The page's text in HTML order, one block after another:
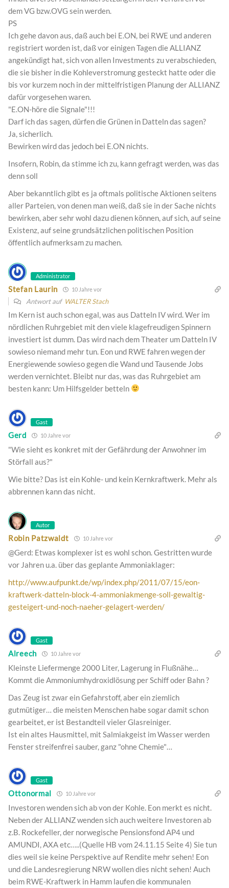
dem VG bzw.OVG sein werden.
PS
Ich gehe davon aus, daß auch bei E.ON, bei RWE und anderen
registriert worden ist, daß vor einigen Tagen die ALLIANZ
angekündigt hat, sich von allen Investments zu verabschieden,
die sie bisher in die Kohleverstromung gesteckt hatte oder die
bis vor kurzem noch in der mittelfristigen Planung der ALLIANZ
dafür vorgesehen waren.
"E.ON-höre die Signale"!!!
Darf ich das sagen, dürfen die Grünen in Datteln das sagen?
Ja, sicherlich.
Bewirken wird das jedoch bei E.ON nichts.
Insofern, Robin, da stimme ich zu, kann gefragt werden, was das
denn soll
Aber bekanntlich gibt es ja oftmals politische Aktionen seitens
aller Parteien, von denen man weiß, daß sie in der Sache nichts
bewirken, aber sehr wohl dazu dienen können, auf sich, auf seine
Existenz, auf seine grundsätzlichen politischen Position
öffentlich aufmerksam zu machen.
Administrator
Stefan Laurin 10 Jahre vor
Antwort auf WALTER Stach
Im Kern ist auch schon egal, was aus Datteln IV wird. Wer im
nördlichen Ruhrgebiet mit den viele klagefreudigen Spinnern
investiert ist dumm. Das wird nach dem Theater um Datteln IV
sowieso niemand mehr tun. Eon und RWE fahren wegen der
Energiewende sowieso gegen die Wand und Tausende Jobs
werden vernichtet. Bleibt nur das, was das Ruhrgebiet am
besten kann: Um Hilfsgelder betteln
Gast
Gerd 10 Jahre vor
"Wie sieht es konkret mit der Gefährdung der Anwohner im
Störfall aus?"
Wie bitte? Das ist ein Kohle- und kein Kernkraftwerk. Mehr als
abbrennen kann das nicht.
Autor
Robin Patzwaldt 10 Jahre vor
@Gerd: Etwas komplexer ist es wohl schon. Gestritten wurde
vor Jahren u.a. über das geplante Ammoniaklager:
http://www.aufpunkt.de/wp/index.php/2011/07/15/eon-
kraftwerk-datteln-block-4-ammoniakmenge-soll-gewaltig-
gesteigert-und-noch-naeher-gelagert-werden/
Gast
Alreech 10 Jahre vor
Kleinste Liefermenge 2000 Liter, Lagerung in Flußnähe…
Kommt die Ammoniumhydroxidlösung per Schiff oder Bahn ?
Das Zeug ist zwar ein Gefahrstoff, aber ein ziemlich
gutmütiger… die meisten Menschen habe sogar damit schon
gearbeitet, er ist Bestandteil vieler Glasreiniger.
Ist ein altes Hausmittel, mit Salmiakgeist im Wasser werden
Fenster streifenfrei sauber, ganz "ohne Chemie"…
Gast
Ottonormal 10 Jahre vor
Investoren wenden sich ab von der Kohle. Eon merkt es nicht.
Neben der ALLIANZ wenden sich auch weitere Investoren ab
z.B. Rockefeller, der norwegische Pensionsfond AP4 und
AMUNDI, AXA etc…..(Quelle HB vom 24.11.15 Seite 4) Sie tun
dies weil sie keine Perspektive auf Rendite mehr sehen! Eon
und die Landesregierung NRW wollen dies nicht sehen! Auch
beim RWE-Kraftwerk in Hamm laufen die kommunalen